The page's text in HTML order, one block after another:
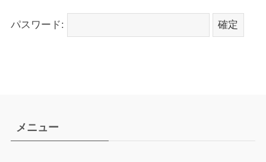
パスワード:
メニュー